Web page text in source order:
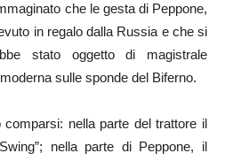
che le gesta di Peppone,
in regalo dalla Russia e che si
stato oggetto di magistrale
sulle sponde del Biferno.
nella parte del trattore il
nella parte di Peppone, il